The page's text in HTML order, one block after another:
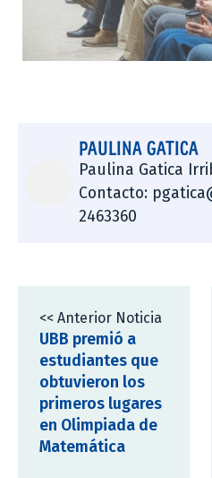
PAULINA GATICA
Paulina Gatica
Contacto:
2463360
<< Anterior Noticia
UBB premió a
estudiantes que
obtuvieron los
primeros lugares
en Olimpiada de
Matemática